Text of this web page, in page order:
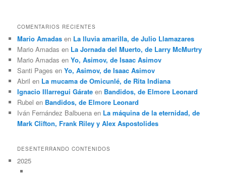
COMENTARIOS RECIENTES
Mario Amadas en La lluvia amarilla, de Julio Llamazares
Mario Amadas en La Jornada del Muerto, de Larry McMurtry
Mario Amadas enYo, Asimov, de Isaac Asimov
Santi Pages enYo, Asimov, de Isaac Asimov
Abril en La mucama de Omicunlé, de Rita Indiana
Ignacio Illarregui Gárate en Bandidos, de Elmore Leonard
Rubel en Bandidos, de Elmore Leonard
Iván Fernández Balbuena en La máquina de la eternidad, de
Mark Clifton, Frank Riley y Alex Aspostolides
DESENTERRANDO CONTENIDOS
2025